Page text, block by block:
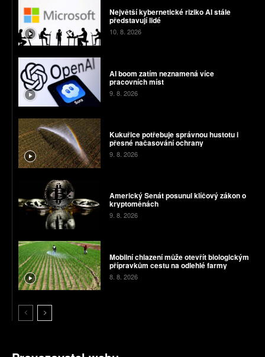
Největší kybernetické riziko AI stále
představují lidé
10. 8. 2026
AI boom zatím neznamená více
pracovních míst
9. 8. 2026
Kukuřice potřebuje správnou hustotu i
přesné načasování ochrany
9. 8. 2026
Americký Senát posunul klíčový zákon o
kryptoměnách
9. 8. 2026
Mobilní chlazení může otevřít biologickým
přípravkům cestu na odlehlé farmy
8. 8. 2026